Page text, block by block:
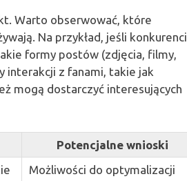
Warto obserwować, które
Na przykład, jeśli konkurenci
formy postów (zdjęcia, filmy,
interakcji z fanami, takie jak
mogą dostarczyć interesujących
Potencjalne wnioski
Możliwości do optymalizacji